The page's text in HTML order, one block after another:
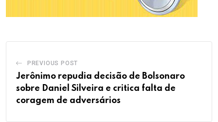
PREVIOUS POST
Jerônimo repudia decisão de Bolsonaro
sobre Daniel Silveira e critica falta de
coragem de adversários